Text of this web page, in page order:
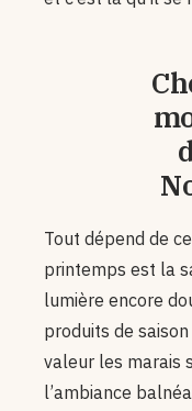
Tout dépend de
printemps est la
lumière encore
produits de
valeur les marais
l’ambiance